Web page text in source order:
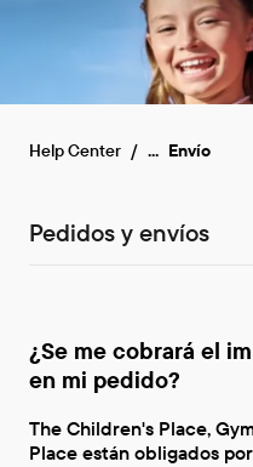
Help Center ... Envío
Pedidos y envíos
¿Se me cobrará el
en mi pedido?
The Children's Place,
Place están obligados